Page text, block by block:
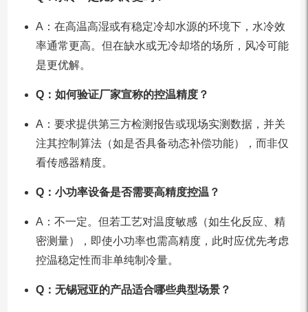
A：在高温高湿或有稳定冷却水源的环境下，水冷效
率通常更高。但在缺水或无冷却塔的场所，风冷可能
是更优解。
Q：如何验证厂家宣称的控温精度？
A：要求提供第三方检测报告或现场实测数据，并关
注其控制算法（如是否具备动态补偿功能），而非仅
看传感器精度。
Q：小功率设备是否需要高精度控温？
A：不一定。但若工艺对温度敏感（如生化反应、精
密测量），即使小功率也需高精度，此时应优先考虑
控温稳定性而非单纯制冷量。
Q：无锡冠亚的产品适合哪些典型场景？